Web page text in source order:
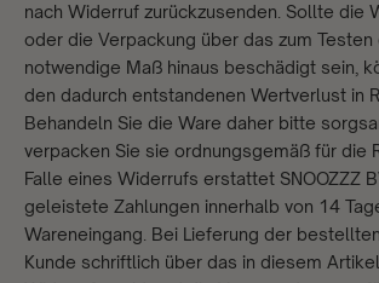
nach Widerruf zurückzusenden. Sollte die
oder die Verpackung über das zum Testen
notwendige Maß hinaus beschädigt sein,
den dadurch entstandenen Wertverlust in
Behandeln Sie die Ware daher bitte
verpacken Sie sie ordnungsgemäß für die
Falle eines Widerrufs erstattet SNOOZZZ
geleistete Zahlungen innerhalb von 14
Wareneingang. Bei Lieferung der
Kunde schriftlich über das in diesem